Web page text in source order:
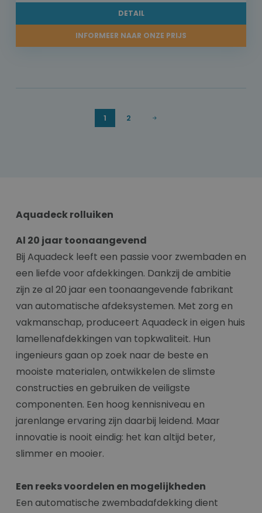
DETAIL
INFORMEER NAAR ONZE PRIJS
1 2
Aquadeck rolluiken
Al 20 jaar toonaangevend
Bij Aquadeck leeft een passie voor zwembaden en
een liefde voor afdekkingen. Dankzij de ambitie
zijn ze al 20 jaar een toonaangevende fabrikant
van automatische afdeksystemen. Met zorg en
vakmanschap, produceert Aquadeck in eigen huis
lamellenafdekkingen van topkwaliteit. Hun
ingenieurs gaan op zoek naar de beste en
mooiste materialen, ontwikkelen de slimste
constructies en gebruiken de veiligste
componenten. Een hoog kennisniveau en
jarenlange ervaring zijn daarbij leidend. Maar
innovatie is nooit eindig: het kan altijd beter,
slimmer en mooier.
Een reeks voordelen en mogelijkheden
Een automatische zwembadafdekking dient